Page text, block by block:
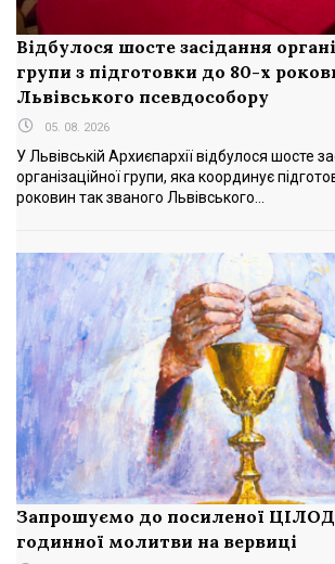
Відбулося шосте засідання
групи з підготовки до 80-х
Львівського псевдособору
05. 08. 2026
У Львівській Архиєпархії відбулося шосте
організаційної групи, яка координує
роковин так званого Львівського...
Запрошуємо до посиленої
годинної молитви на вервиці